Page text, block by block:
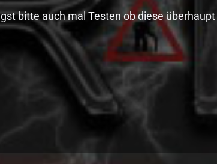
bitte auch mal Testen ob diese